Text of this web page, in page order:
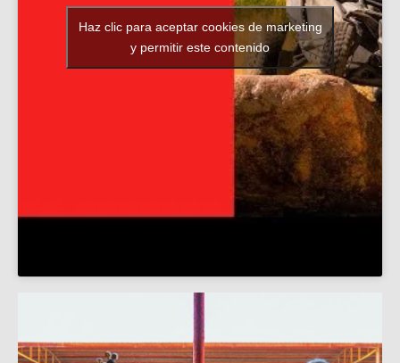
Haz clic para aceptar cookies de marketing
y permitir este contenido